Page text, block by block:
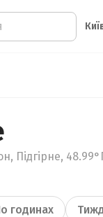
Підгірне,
годинах